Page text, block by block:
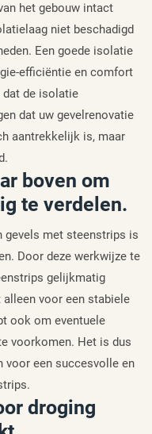
het gebouw intact
niet beschadigd
Een goede isolatie
efficiëntie en comfort
dat de isolatie
dat uw gevelrenovatie
aantrekkelijk is, maar
boven om
te verdelen.
gevels met steenstrips is
Door deze werkwijze te
gelijkmatig
voor een stabiele
ook om eventuele
voorkomen. Het is dus
voor een succesvolle en
droging